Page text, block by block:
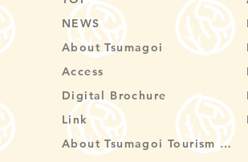
NEWS
About Tsumagoi
Access
Digital Brochure
Link
About Tsumagoi Tourism Association